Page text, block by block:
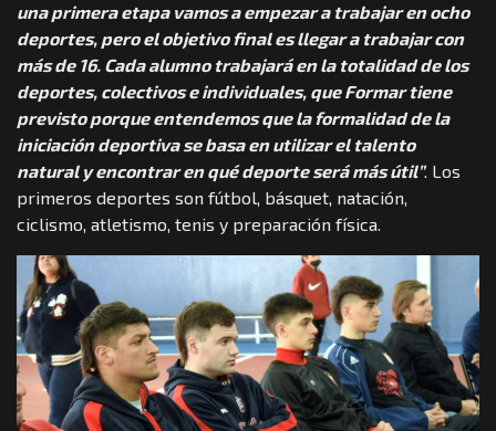
una primera etapa vamos a empezar a trabajar en ocho
deportes, pero el objetivo final es llegar a trabajar con
más de 16. Cada alumno trabajará en la totalidad de los
deportes, colectivos e individuales, que Formar tiene
previsto porque entendemos que la formalidad de la
iniciación deportiva se basa en utilizar el talento
natural y encontrar en qué deporte será más útil”. Los
primeros deportes son fútbol, básquet, natación,
ciclismo, atletismo, tenis y preparación física.